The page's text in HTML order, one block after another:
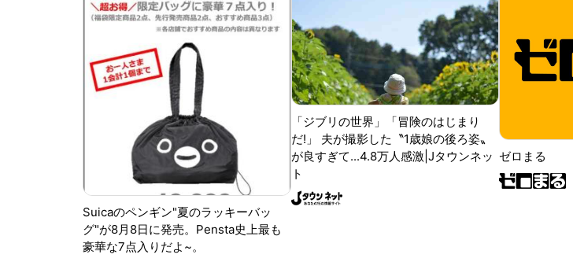
Suicaのペンギン"夏のラッキーバッ
グ"が8月8日に発売。Pensta史上最も
豪華な7点入りだよ~。
「ジブリの世界」「冒険のはじまり
だ!」 夫が撮影した〝1歳娘の後ろ姿〟
が良すぎて...4.8万人感激|Jタウンネッ
ト
ゼロまる